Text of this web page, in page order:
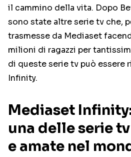
il cammino della vita. Dopo
sono state altre serie tv che,
trasmesse da Mediaset
milioni di ragazzi per
di queste serie tv può essere
Infinity.
Mediaset
una delle serie
e amate nel